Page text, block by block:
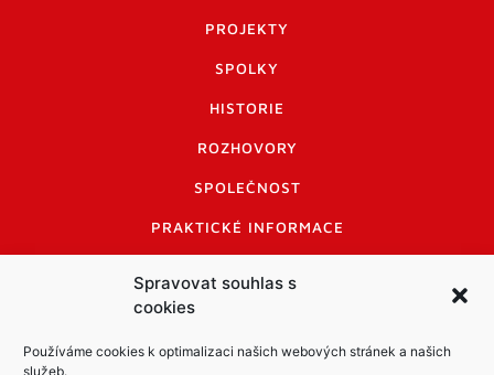
Spravovat souhlas s
cookies
Používáme cookies k optimalizaci našich webových stránek a našich
služeb.
PROJEKTY
SPOLKY
HISTORIE
ROZHOVORY
SPOLEČNOST
PRAKTICKÉ INFORMACE
INFORMACE A KODEX DISKUTUJÍCÍCH
LOGO A LOGO MANUÁL